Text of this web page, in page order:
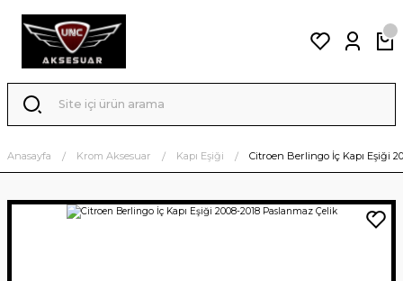
Anasayfa Krom Aksesuar Kapı Eşiği Citroen Berlingo İç Kapı Eşiği